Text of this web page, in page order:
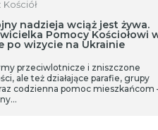
nadzieja wciąż jest żywa.
Pomocy Kościołowi
po wizycie na Ukrainie
przeciwlotnicze i zniszczone
ale też działające parafie, grupy
codzienna pomoc mieszkańcom